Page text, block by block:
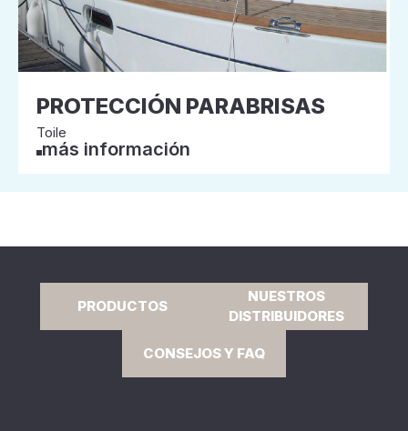
PROTECCIÓN PARABRISAS
Toile
más información
PRODUCTOS
NUESTROS
DISTRIBUIDORES
CONSEJOS Y FAQ